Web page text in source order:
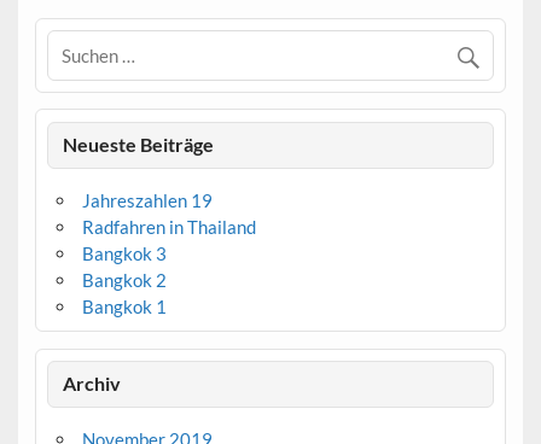
Neueste Beiträge
Jahreszahlen 19
Radfahren in Thailand
Bangkok 3
Bangkok 2
Bangkok 1
Archiv
November 2019